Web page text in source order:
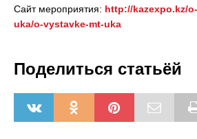
Сайт мероприятия: http://kazexpo.kz/
uka/o-vystavke-mt-uka
Поделиться статьёй